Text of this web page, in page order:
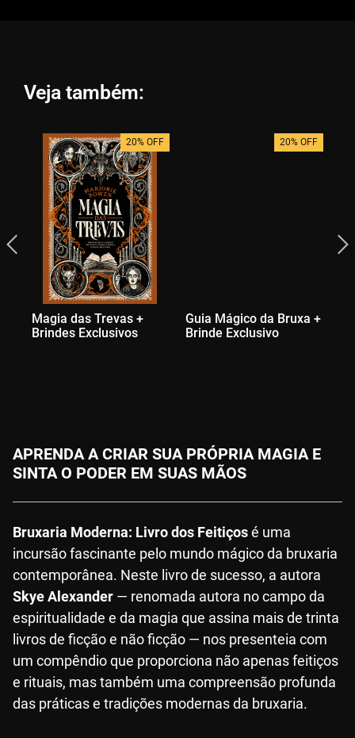
Veja também:
20% OFF
Magia das Trevas +
Brindes Exclusivos
20% OFF
Guia Mágico da Bruxa +
Brinde Exclusivo
APRENDA A CRIAR SUA PRÓPRIA MAGIA E
SINTA O PODER EM SUAS MÃOS
Bruxaria Moderna: Livro dos Feitiçosé uma
incursão fascinante pelo mundo mágico da bruxaria
contemporânea. Neste livro de sucesso, a autora
Skye Alexander — renomada autora no campo da
espiritualidade e da magia que assina mais de trinta
livros de ficção e não ficção — nos presenteia com
um compêndio que proporciona não apenas feitiços
e rituais, mas também uma compreensão profunda
das práticas e tradições modernas da bruxaria.